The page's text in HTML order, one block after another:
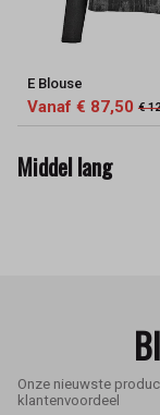
E Blouse
Vanaf € 87,50 €
Middel lang
Onze nieuwste
klantenvoordeel